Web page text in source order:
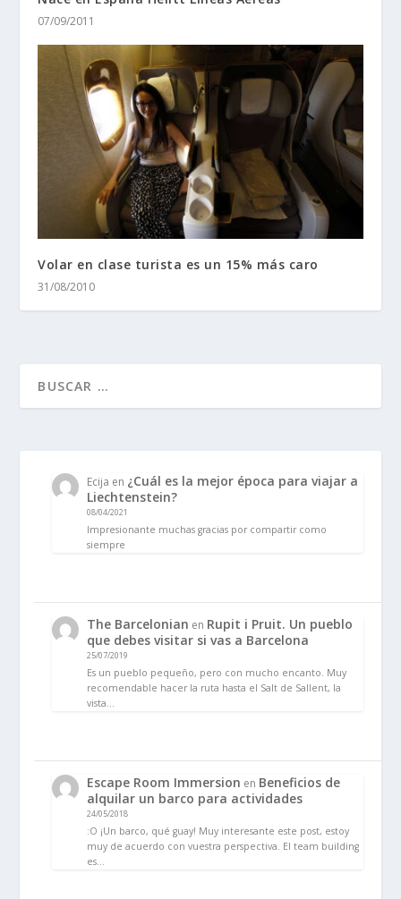
07/09/2011
Volar en clase turista es un 15% más caro
31/08/2010
Ecija en ¿Cuál es la mejor época para viajar a
Liechtenstein?
08/04/2021
Impresionante muchas gracias por compartir como
siempre
The Barcelonian en Rupit i Pruit. Un pueblo
que debes visitar si vas a Barcelona
25/07/2019
Es un pueblo pequeño, pero con mucho encanto. Muy
recomendable hacer la ruta hasta el Salt de Sallent, la
vista…
Escape Room Immersion en Beneficios de
alquilar un barco para actividades
24/05/2018
:O ¡Un barco, qué guay! Muy interesante este post, estoy
muy de acuerdo con vuestra perspectiva. El team building
es…